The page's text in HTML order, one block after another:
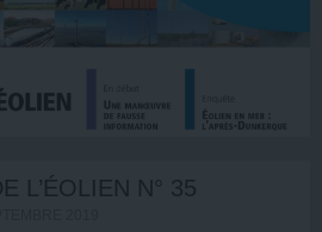
L’ÉOLIEN N° 35